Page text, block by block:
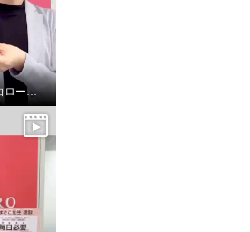
熟酵 リンクル薬用美白ローション